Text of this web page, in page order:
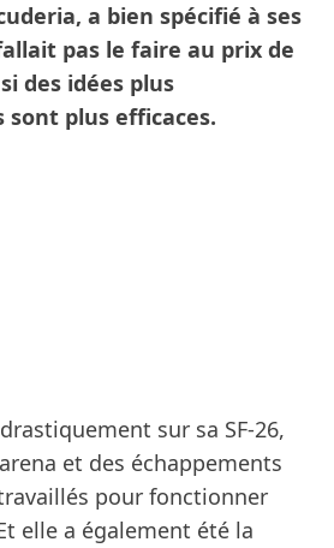
a bien spécifié à ses
pas le faire au prix de
des idées plus
plus efficaces.
sur sa SF-26,
et des échappements
pour fonctionner
elle a également été la